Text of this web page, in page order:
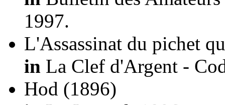
1997.
L'Assassinat du pichet
in La Clef d'Argent -
Hod (1896)